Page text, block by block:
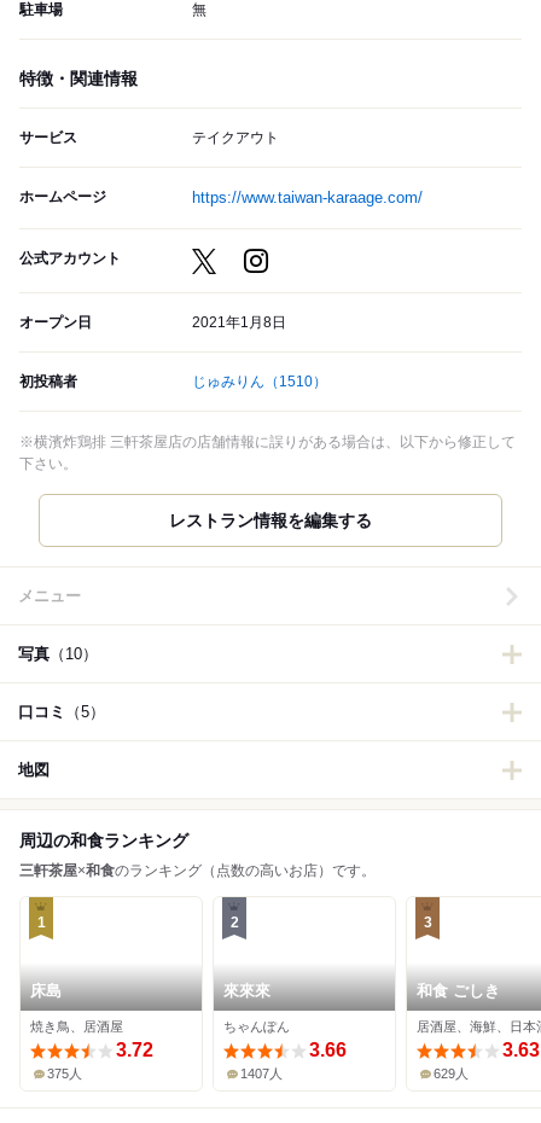
駐車場 無
特徴・関連情報
サービス テイクアウト
ホームページ https://www.taiwan-karaage.com/
公式アカウント
オープン日 2021年1月8日
初投稿者 じゅみりん （1510）
※横濱炸鶏排 三軒茶屋店の店舗情報に誤りがある場合は、以下から修正して
下さい。
メニュー
写真 （10）
口コミ （5）
地図
周辺の和食ランキング
三軒茶屋×和食のランキング（点数の高いお店）です。
1
床島
焼き鳥、居酒屋
3.72
375人
2
來來來
ちゃんぽん
3.66
1407人
3
和食 ごしき
居酒屋、海鮮、日本
3.63
629人